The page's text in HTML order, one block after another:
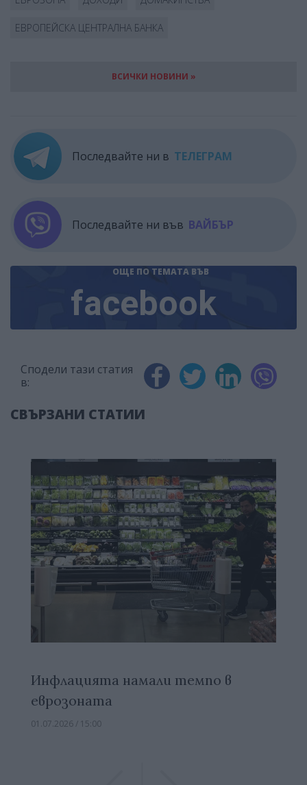
ЕВРОПЕЙСКА ЦЕНТРАЛНА БАНКА
ВСИЧКИ НОВИНИ »
Последвайте ни в ТЕЛЕГРАМ
Последвайте ни във ВАЙБЪР
ОЩЕ ПО ТЕМАТА ВЪВ
facebook
Сподели тази статия
в:
СВЪРЗАНИ СТАТИИ
Инфлацията намали темпо в
еврозоната
01.07.2026 / 15:00